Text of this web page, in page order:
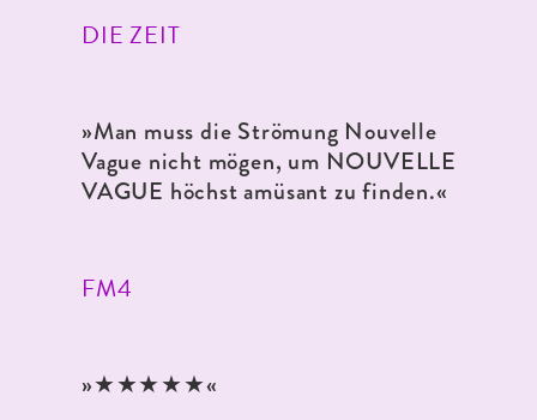
DIE ZEIT
»Man muss die Strömung Nouvelle
Vague nicht mögen, um NOUVELLE
VAGUE höchst amüsant zu finden.«
FM4
»★★★★★«